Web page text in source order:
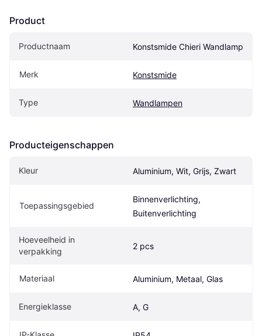
Product
Productnaam Konstsmide Chieri Wandlamp
Merk Konstsmide
Type Wandlampen
Producteigenschappen
Kleur Aluminium, Wit, Grijs, Zwart
Toepassingsgebied
Binnenverlichting,
Buitenverlichting
Hoeveelheid in
verpakking
2 pcs
Materiaal Aluminium, Metaal, Glas
Energieklasse A, G